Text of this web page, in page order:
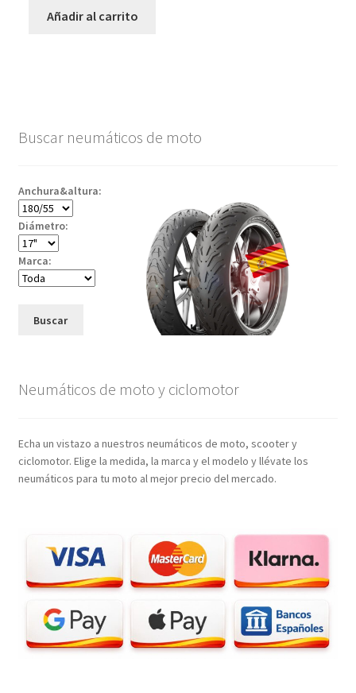
Añadir al carrito
Buscar neumáticos de moto
Anchura&altura:
Diámetro:
Marca:
Buscar
Neumáticos de moto y ciclomotor
Echa un vistazo a nuestros neumáticos de moto, scooter y
ciclomotor. Elige la medida, la marca y el modelo y llévate los
neumáticos para tu moto al mejor precio del mercado.